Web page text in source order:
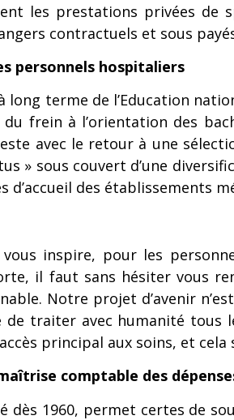
les prestations privées
contractuels et sous
personnels hospitaliers
long terme de l’Education
frein à l’orientation des
avec le retour à une
» sous couvert d’une
d’accueil des établissements
inspire, pour les
il faut sans hésiter vous
Notre projet d’avenir
de traiter avec humanité tous
principal aux soins, et
comptable des
dès 1960, permet certes de